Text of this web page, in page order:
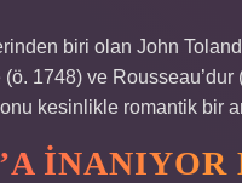
biri olan John
1748) ve
kesinlikle romantik bir
INANIYOR